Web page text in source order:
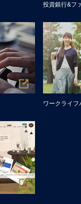
投資銀行&フ
ワークライ